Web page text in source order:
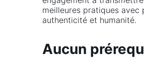
meilleures pratiques avec
authenticité et humanité.
Aucun